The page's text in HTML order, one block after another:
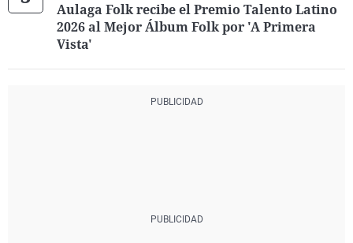
Aulaga Folk recibe el Premio Talento Latino
2026 al Mejor Álbum Folk por 'A Primera
Vista'